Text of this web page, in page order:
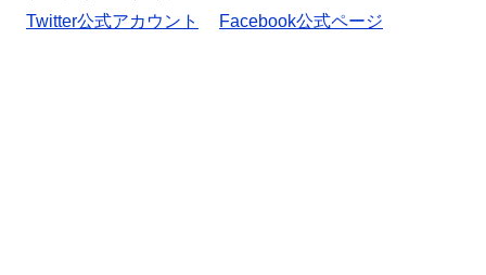
Twitter公式アカウント
Facebook公式ページ